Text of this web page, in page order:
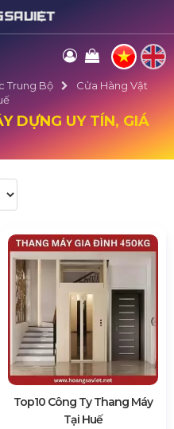
Trung Bộ
Cửa Hàng Vật
DỰNG UY TÍN, GIÁ
Top10 Công Ty Thang Máy
Tại Huế